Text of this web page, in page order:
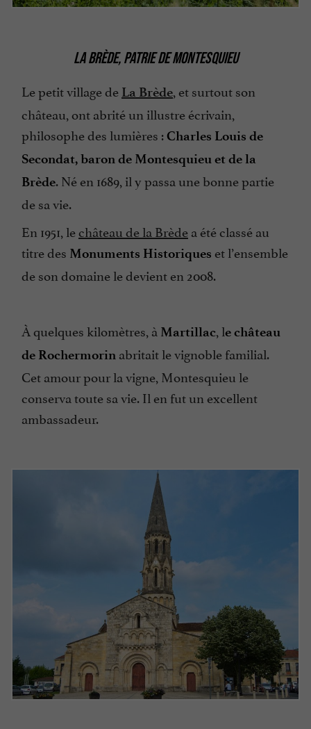
LA BRÈDE, PATRIE DE MONTESQUIEU
Le petit village de La Brède, et surtout son
château, ont abrité un illustre écrivain,
philosophe des lumières :Charles Louis de
Secondat, baron de Montesquieu et de la
Brède. Né en 1689, il y passa une bonne partie
de sa vie.
En 1951, lechâteau de la Brèdea été classé au
titre des Monuments Historiques et l’ensemble
de son domaine le devient en 2008.
À quelques kilomètres, à Martillac, le château
de Rochermorin abritait le vignoble familial.
Cet amour pour la vigne, Montesquieu le
conserva toute sa vie. Il en fut un excellent
ambassadeur.